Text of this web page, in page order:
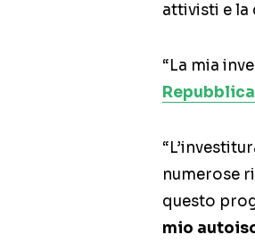
attivisti e la
“La mia
Repubblica
numerose
questo
mio